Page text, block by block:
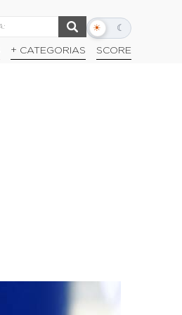
☀ ☾
Alternar
escuro
+ CATEGORIAS SCORE